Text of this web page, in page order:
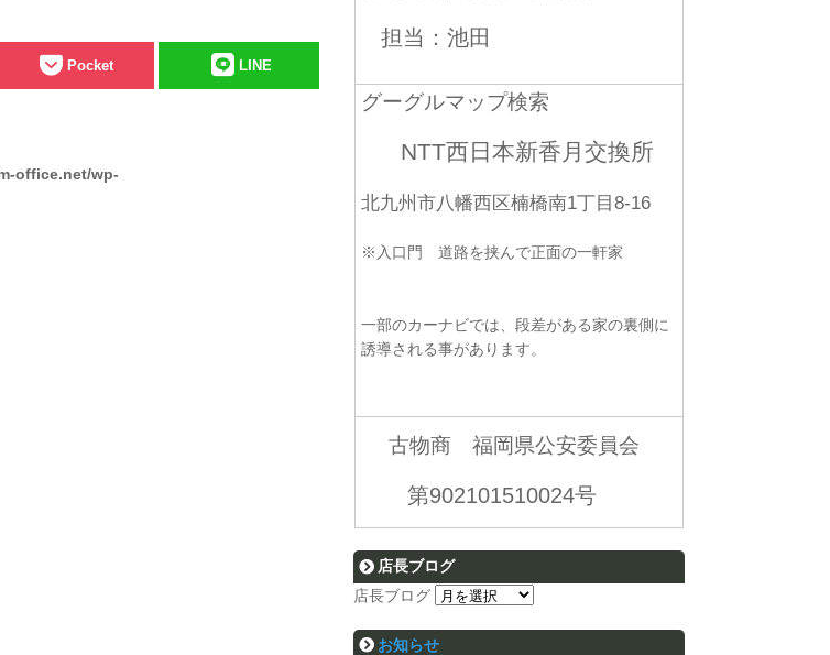
Pocket LINE
office.net/wp-
担当：池田
グーグルマップ検索
NTT西日本新香月交換所
北九州市八幡西区楠橋南1丁目8-16
※入口門 道路を挟んで正面の一軒家
一部のカーナビでは、段差がある家の裏側に
誘導される事があります。
古物商 福岡県公安委員会
第902101510024号
店長ブログ
店長ブログ
お知らせ